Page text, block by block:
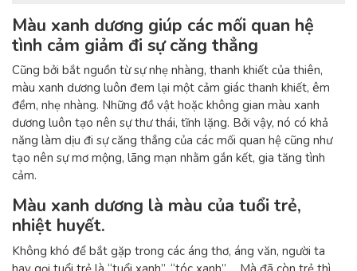
Màu xanh dương giúp các mối quan hệ
tình cảm giảm đi sự căng thẳng
Cũng bởi bắt nguồn từ sự nhẹ nhàng, thanh khiết của thiên,
màu xanh dương luôn đem lại một cảm giác thanh khiết, êm
đềm, nhẹ nhàng. Những đồ vật hoặc không gian màu xanh
dương luôn tạo nên sự thư thái, tĩnh lặng. Bởi vậy, nó có khả
năng làm dịu đi sự căng thẳng của các mối quan hệ cũng như
tạo nên sự mơ mộng, lãng mạn nhằm gắn kết, gia tăng tình
cảm.
Màu xanh dương là màu của tuổi trẻ,
nhiệt huyết.
Không khó để bắt gặp trong các áng thơ, áng văn, người ta